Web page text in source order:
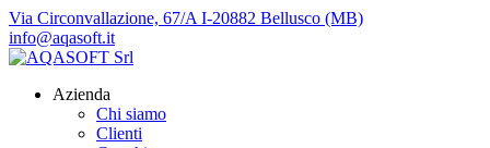
Via Circonvallazione, 67/A I-20882 Bellusco (MB)
info@aqasoft.it
Azienda
Chi siamo
Clienti